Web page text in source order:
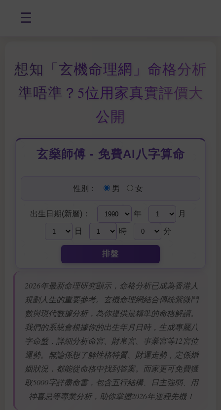
☰
想知「玄機命理網」命格分析
準唔準？5位用家真實評價大
公開
玄燊師傅 - 免費AI八字算命
性別： 男 女
出生日期(新曆)： 年 月
日 時 分
排盤
2026年最新命理研究顯示，命格分析已成為香港人
規劃人生的重要參考。玄機命理網結合傳統紫微鬥
數與現代數據分析，為你提供最精準的命格解讀。
我們的系統會根據你的出生年月日時，生成專屬八
字命盤，詳細分析命宮、財帛宮、事業宮等12宮位
運勢。無論係想了解性格特質、財運走勢，定係婚
姻狀況，都能從命格中找到答案。而家更可免費獲
取5000字詳盡命書，包含五行結構、日主強弱、用
神喜忌等專業分析，助你掌握2026年運程先機！